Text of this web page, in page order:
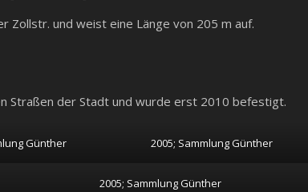
und weist eine Länge von 205 m auf.
Straßen der Stadt und wurde erst 2010 befestigt.
Günther 2005; Sammlung Günther
2005; Sammlung Günther